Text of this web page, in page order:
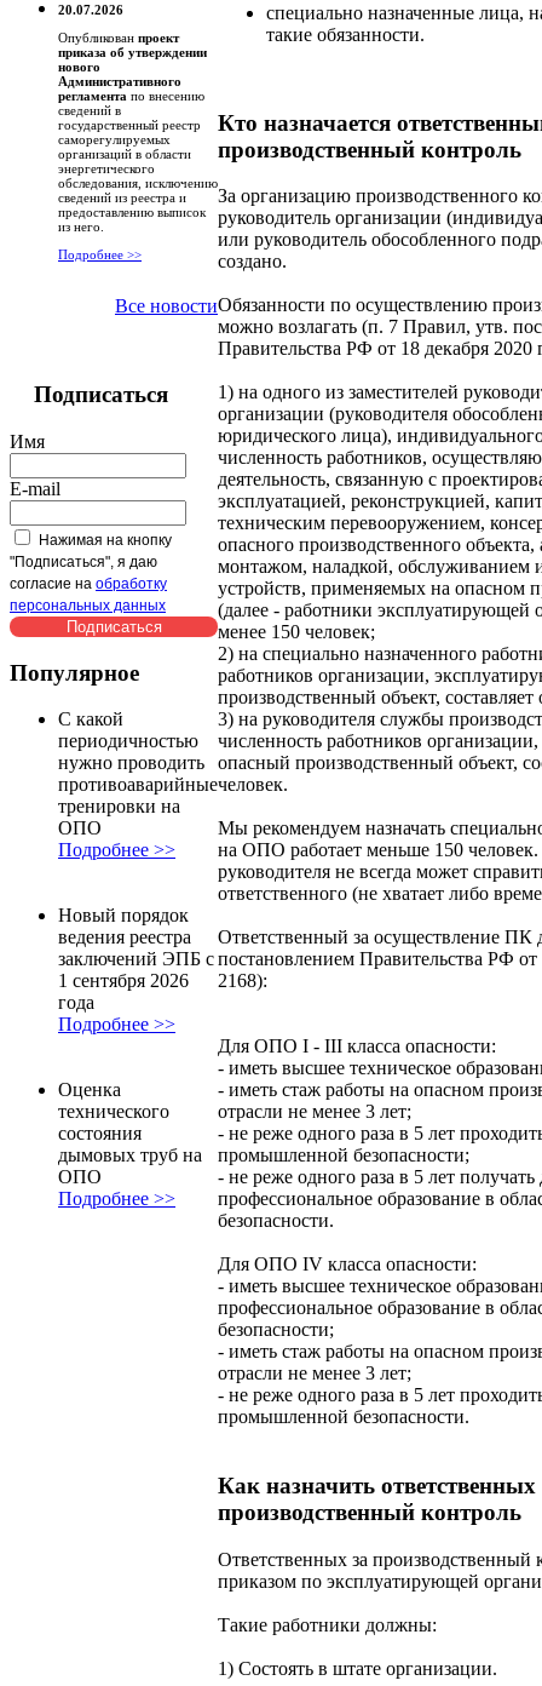
20.07.2026
Опубликован проект
приказа об утверждении
нового
Административного
регламента по внесению
сведений в
государственный реестр
саморегулируемых
организаций в области
энергетического
обследования, исключению
сведений из реестра и
предоставлению выписок
из него.
Подробнее >>
Все новости
Подписаться
Имя
E-mail
Нажимая на кнопку
"Подписаться", я даю
согласие на обработку
персональных данных
Популярное
С какой
периодичностью
нужно проводить
противоаварийные
тренировки на
ОПО
Подробнее >>
Новый порядок
ведения реестра
заключений ЭПБ с
1 сентября 2026
года
Подробнее >>
Оценка
технического
состояния
дымовых труб на
ОПО
Подробнее >>
специально назначенные лица,
такие обязанности.
Кто назначается
производственный контроль
За организацию производственного
руководитель организации
или руководитель обособленного
создано.
Обязанности по осуществлению
можно возлагать (п. 7 Правил, утв.
Правительства РФ от 18 декабря 2020
1) на одного из заместителей
организации (руководителя
юридического лица),
численность работников,
деятельность, связанную с
эксплуатацией, реконструкцией,
техническим перевооружением,
опасного производственного
монтажом, наладкой, обслуживанием
устройств, применяемых на опасном
(далее - работники эксплуатирующей
менее 150 человек;
2) на специально назначенного
работников организации,
производственный объект,
3) на руководителя службы
численность работников
опасный производственный объект,
человек.
Мы рекомендуем назначать
на ОПО работает меньше 150 человек.
руководителя не всегда может
ответственного (не хватает либо
Ответственный за осуществление ПК
постановлением Правительства РФ
2168):
Для ОПО I - III класса опасности:
- иметь высшее техническое
- иметь стаж работы на опасном
отрасли не менее 3 лет;
- не реже одного раза в 5 лет
промышленной безопасности;
- не реже одного раза в 5 лет
профессиональное образование в
безопасности.
Для ОПО IV класса опасности:
- иметь высшее техническое
профессиональное образование в
безопасности;
- иметь стаж работы на опасном
отрасли не менее 3 лет;
- не реже одного раза в 5 лет
промышленной безопасности.
Как назначить ответственных
производственный контроль
Ответственных за производственный
приказом по эксплуатирующей
Такие работники должны:
1) Состоять в штате организации.